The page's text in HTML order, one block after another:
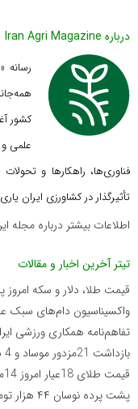
درباره Iran Agri Magazine
رسانه «
کشور
علمی
فناوری‌ها، راهکارها و
تأثیرگذار در کشاورزی ایران
اطلاعات بیشتر درباره مجله
تیتر آخرین اخبار و مقالات
قیمت طلا، دلار و سکه امروز پنجشنبه 15مرداد/ افزایش
واکسیناسیون دام‌های سبک
تفاهم‌نامه همکاری ورزشی
بازداشت 21مزدور موساد و 4 شرور عضو باندهای مسلح شرارت در استان کرمان
قیمت طلای 18عیار امروز 14مرداد 1405/ افزایش قیمت + جدول و جزئیات
پشت پرده نوسان ۴۴ هزار تومانی دلار در چند ماه